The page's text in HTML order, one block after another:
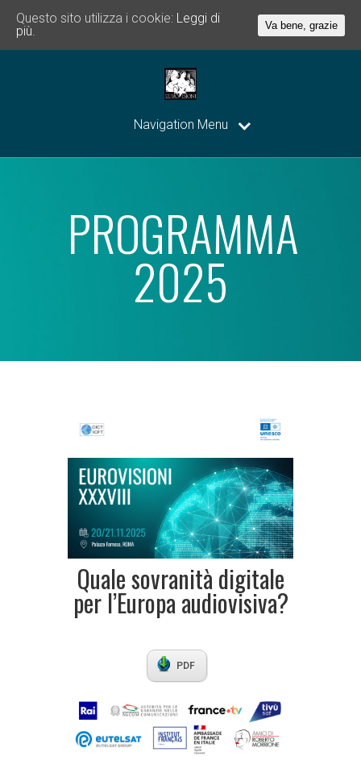
Navigation Menu
PROGRAMMA
2025
Quale sovranità digitale
per l’Europa audiovisiva?
PDF
Questo sito utilizza i cookie: Leggi di
più.
Va bene, grazie